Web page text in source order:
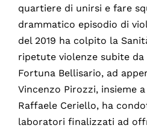
quartiere di unirsi e fare
drammatico episodio di
del 2019 ha colpito la
ripetute violenze subite
Fortuna Bellisario, ad
Vincenzo Pirozzi, insieme
Raffaele Ceriello, ha
laboratori finalizzati ad